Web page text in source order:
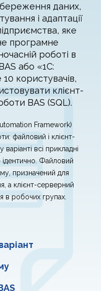
даних,
і адаптації
яке
програмне
роботі в
або «1С:
користувачів,
клієнт-
BAS (SQL).
Framework)
файловий і клієнт-
всі прикладні
Файловий
призначений для
а клієнт-серверний
в робочих групах.